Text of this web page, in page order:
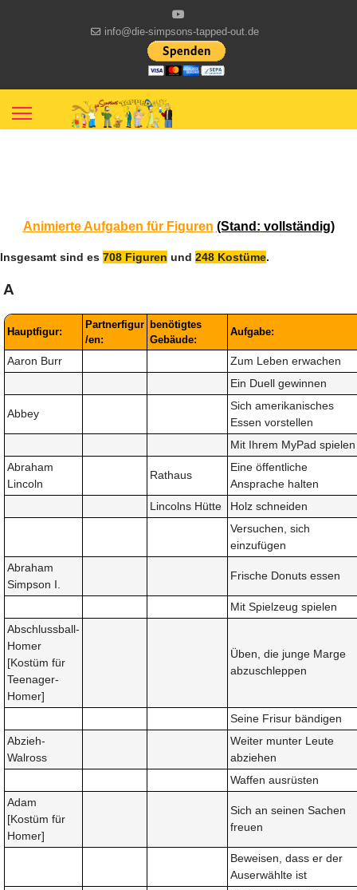
info@die-simpsons-tapped-out.de
Animierte Aufgaben für Figuren (Stand: vollständig)
Insgesamt sind es 708 Figuren und 248 Kostüme.
A
Hauptfigur:
Partnerfigur
/en:
benötigtes
Gebäude:
Aufgabe:
Aaron Burr
Zum Leben erwachen
Ein Duell gewinnen
Abbey
Sich amerikanisches
Essen vorstellen
Mit Ihrem MyPad spielen
Abraham
Lincoln
Rathaus
Eine öffentliche
Ansprache halten
Lincolns Hütte
Holz schneiden
Versuchen, sich
einzufügen
Abraham
Simpson I.
Frische Donuts essen
Mit Spielzeug spielen
Abschlussball-
Homer
[Kostüm für
Teenager-
Homer]
Üben, die junge Marge
abzuschleppen
Seine Frisur bändigen
Abzieh-
Walross
Weiter munter Leute
abziehen
Waffen ausrüsten
Adam
[Kostüm für
Homer]
Sich an seinen Sachen
freuen
Beweisen, dass er der
Auserwählte ist